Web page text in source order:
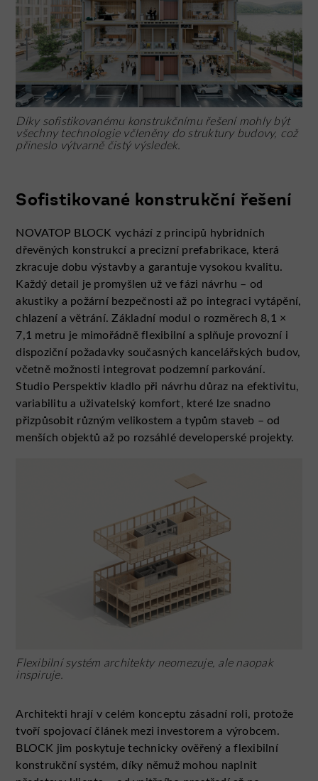
Díky sofistikovanému konstrukčnímu řešení mohly být
všechny technologie včleněny do struktury budovy, což
přineslo výtvarně čistý výsledek.
Sofistikované konstrukční řešení
NOVATOP BLOCK vychází z principů hybridních
dřevěných konstrukcí a precizní prefabrikace, která
zkracuje dobu výstavby a garantuje vysokou kvalitu.
Každý detail je promyšlen už ve fázi návrhu – od
akustiky a požární bezpečnosti až po integraci vytápění,
chlazení a větrání. Základní modul o rozměrech 8,1 ×
7,1 metru je mimořádně flexibilní a splňuje provozní i
dispoziční požadavky současných kancelářských budov,
včetně možnosti integrovat podzemní parkování.
Studio Perspektiv kladlo při návrhu důraz na efektivitu,
variabilitu a uživatelský komfort, které lze snadno
přizpůsobit různým velikostem a typům staveb – od
menších objektů až po rozsáhlé developerské projekty.
Flexibilní systém architekty neomezuje, ale naopak
inspiruje.
Architekti hrají v celém konceptu zásadní roli, protože
tvoří spojovací článek mezi investorem a výrobcem.
BLOCK jim poskytuje technicky ověřený a flexibilní
konstrukční systém, díky němuž mohou naplnit